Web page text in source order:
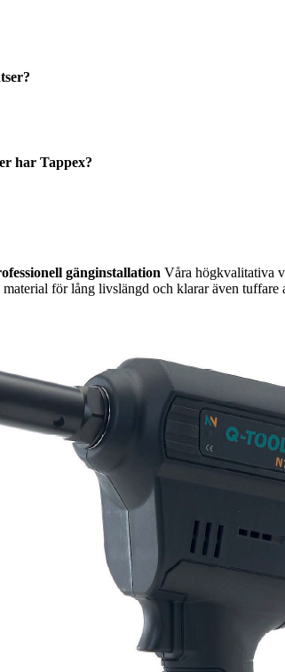
har Tappex?
gänginstallation Våra högkvalitativa
för lång livslängd och klarar även